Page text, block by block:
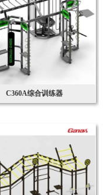
C360A综合训练器